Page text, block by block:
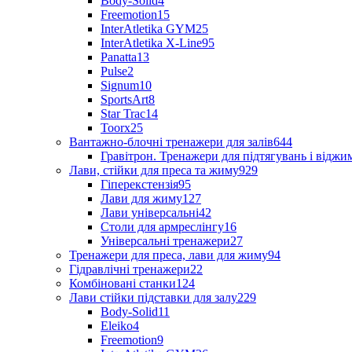
Freemotion15
InterAtletika GYM25
InterAtletika X-Line95
Panatta13
Pulse2
Signum10
SportsArt8
Star Trac14
Toorx25
Вантажно-блочні тренажери для залів644
Гравітрон. Тренажери для підтягувань і
Лави, стійки для преса та жиму929
Гіперекстензія95
Лави для жиму127
Лави універсальні42
Столи для армреслінгу16
Універсальні тренажери27
Тренажери для преса, лави для жиму94
Гідравлічні тренажери22
Комбіновані станки124
Лави стійки підставки для залу229
Body-Solid11
Eleiko4
Freemotion9